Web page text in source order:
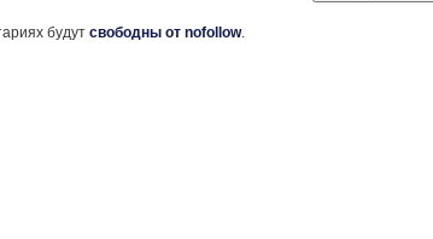
будут свободны от nofollow.